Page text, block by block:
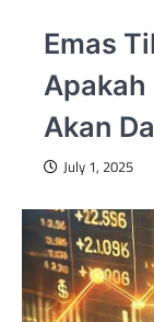
Emas
Apakah
Akan
July 1, 2025